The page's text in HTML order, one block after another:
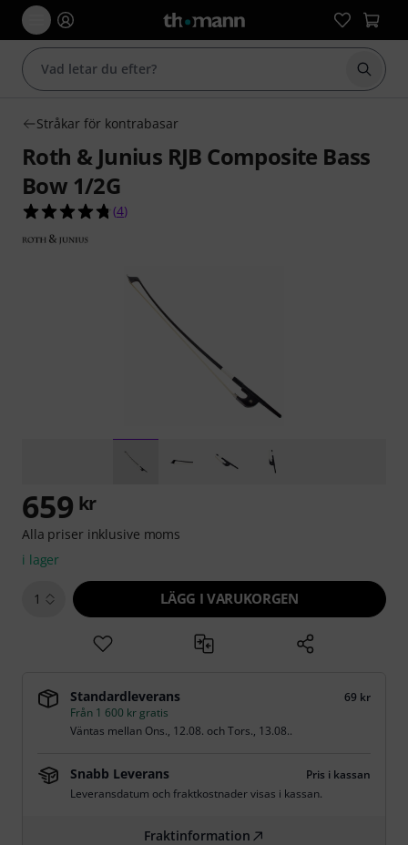
Börja
Stråkar för kontrabasar
Roth & Junius RJB Composite Bass
Bow 1/2G
4.8 av 5 stjärnor från 4 kundbetyg
(4)
659 kr
Alla priser inklusive moms
i lager
1 LÄGG I VARUKORGEN
Standardleverans
69 kr
Från 1 600 kr gratis
Väntas mellan Ons., 12.08. ochTors., 13.08..
Snabb Leverans
Pris i kassan
Leveransdatum och fraktkostnader visas i kassan.
Fraktinformation